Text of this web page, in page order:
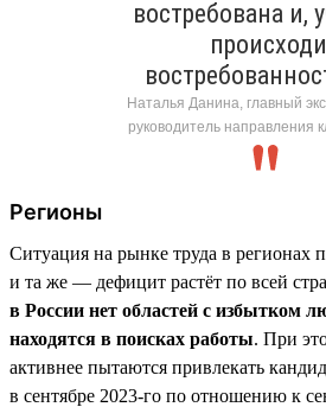
востребована и,
Наталья Данина, главный
руководитель направления
Регионы
Ситуация на рынке труда в регионах
и та же — дефицит растёт по всей
в России нет областей с избытком
находятся в поисках работы. При
активнее пытаются привлекать
в сентябре 2023-го по отношению к